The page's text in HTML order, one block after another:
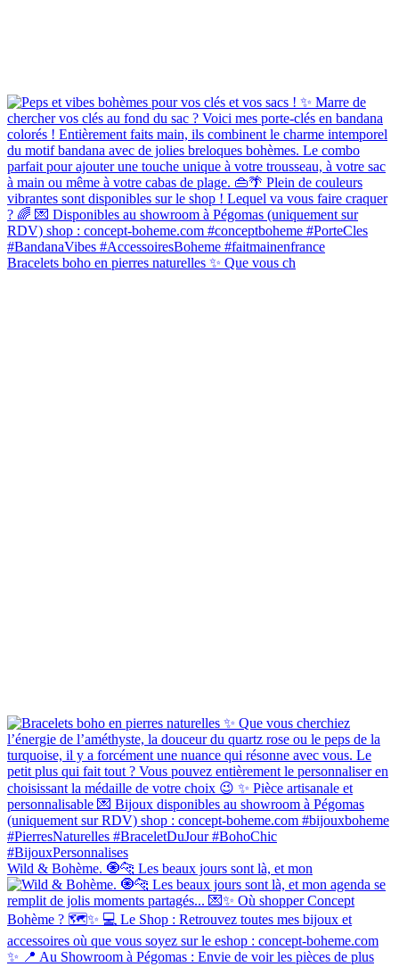
Bracelets boho en pierres naturelles ✨ Que vous ch
Wild & Bohème. 🧿🐆 Les beaux jours sont là, et mon